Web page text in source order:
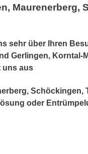
Maurenerberg,
sehr über Ihren
Gerlingen,
uns aus
Schöckingen,
oder